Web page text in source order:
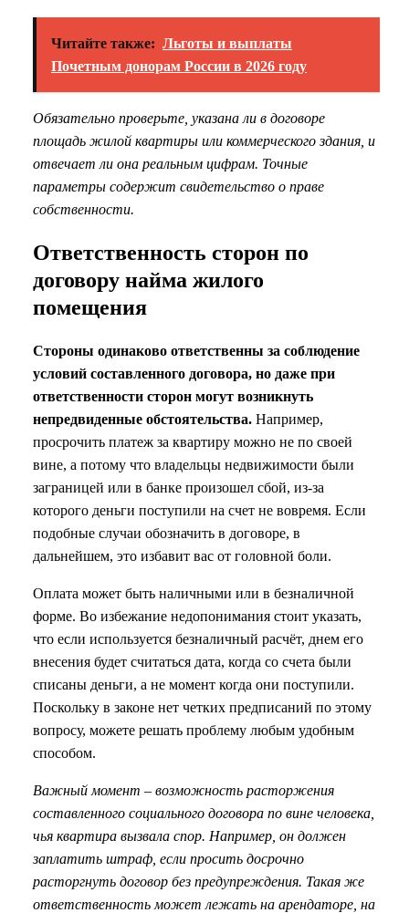
Читайте также: Льготы и выплаты
Почетным донорам России в 2026 году
Обязательно проверьте, указана ли в договоре
площадь жилой квартиры или коммерческого здания, и
отвечает ли она реальным цифрам. Точные
параметры содержит свидетельство о праве
собственности.
Ответственность сторон по
договору найма жилого
помещения
Стороны одинаково ответственны за соблюдение
условий составленного договора, но даже при
ответственности сторон могут возникнуть
непредвиденные обстоятельства. Например,
просрочить платеж за квартиру можно не по своей
вине, а потому что владельцы недвижимости были
заграницей или в банке произошел сбой, из-за
которого деньги поступили на счет не вовремя. Если
подобные случаи обозначить в договоре, в
дальнейшем, это избавит вас от головной боли.
Оплата может быть наличными или в безналичной
форме. Во избежание недопонимания стоит указать,
что если используется безналичный расчёт, днем его
внесения будет считаться дата, когда со счета были
списаны деньги, а не момент когда они поступили.
Поскольку в законе нет четких предписаний по этому
вопросу, можете решать проблему любым удобным
способом.
Важный момент – возможность расторжения
составленного социального договора по вине человека,
чья квартира вызвала спор. Например, он должен
заплатить штраф, если просить досрочно
расторгнуть договор без предупреждения. Такая же
ответственность может лежать на арендаторе, на